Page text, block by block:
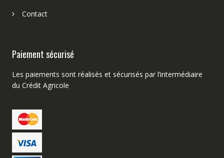
Contact
Paiement sécurisé
Les paiements sont réalisés et sécurisés par l’intermédiaire
du Crédit Agricole